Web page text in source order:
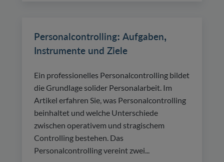
Personalcontrolling: Aufgaben,
Instrumente und Ziele
Ein professionelles Personalcontrolling bildet
die Grundlage solider Personalarbeit. Im
Artikel erfahren Sie, was Personalcontrolling
beinhaltet und welche Unterschiede
zwischen operativem und stragischem
Controlling bestehen. Das
Personalcontrolling vereint zwei...